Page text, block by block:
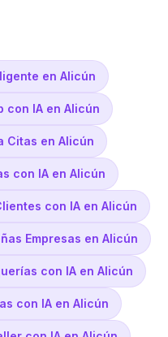
en Alicún
con IA en Alicún
Citas en Alicún
con IA en Alicún
con IA en Alicún
Empresas en Alicún
con IA en Alicún
con IA en Alicún